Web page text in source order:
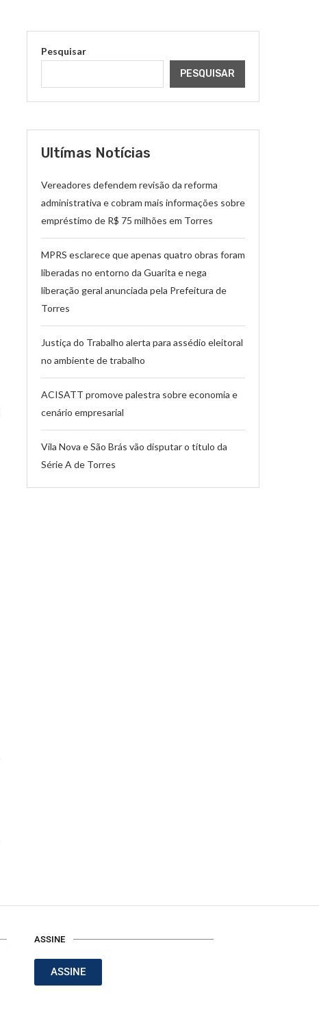
Pesquisar
PESQUISAR
Ultímas Notícias
Vereadores defendem revisão da reforma
administrativa e cobram mais informações sobre
empréstimo de R$ 75 milhões em Torres
MPRS esclarece que apenas quatro obras foram
liberadas no entorno da Guarita e nega
liberação geral anunciada pela Prefeitura de
Torres
Justiça do Trabalho alerta para assédio eleitoral
no ambiente de trabalho
ACISATT promove palestra sobre economia e
cenário empresarial
Vila Nova e São Brás vão disputar o título da
Série A de Torres
ASSINE
ASSINE